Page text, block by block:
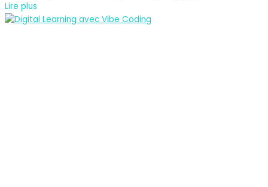
Lire plus